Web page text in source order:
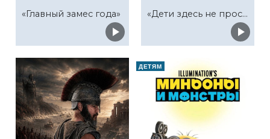
«Главный замес года» «Дети здесь не просто так»
ДЕТЯМ